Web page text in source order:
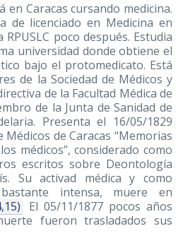
en Caracas cursando medicina.
de licenciado en Medicina en
poco después. Estudia
universidad donde obtiene el
bajo el protomedicato. Está
de la Sociedad de Médicos y
de la Facultad Médica de
de la Junta de Sanidad de
Presenta el 16/05/1829
Médicos de Caracas “Memorias
médicos”, considerado como
escritos sobre Deontología
Su activad médica y como
intensa, muere en
El 05/11/1877 pocos años
fueron trasladados sus